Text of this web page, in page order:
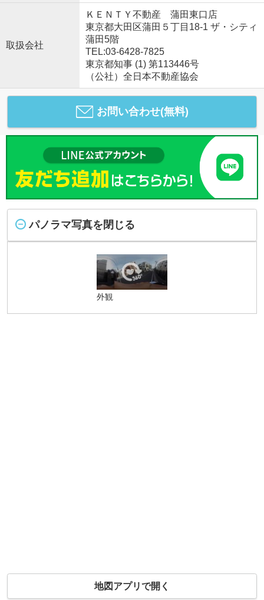
取扱会社
ＫＥＮＴＹ不動産 蒲田東口店
東京都大田区蒲田５丁目18-1 ザ・シティ
蒲田5階
TEL:03-6428-7825
東京都知事 (1) 第113446号
（公社）全日本不動産協会
お問い合わせ(無料)
パノラマ写真を閉じる
外観
地図アプリで開く